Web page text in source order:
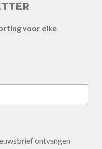
voor elke
ontvangen